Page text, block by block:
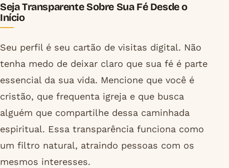
Seja Transparente Sobre Sua Fé Desde o
Início
Seu perfil é seu cartão de visitas digital. Não
tenha medo de deixar claro que sua fé é parte
essencial da sua vida. Mencione que você é
cristão, que frequenta igreja e que busca
alguém que compartilhe dessa caminhada
espiritual. Essa transparência funciona como
um filtro natural, atraindo pessoas com os
mesmos interesses.